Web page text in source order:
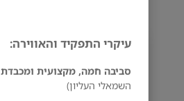
עיקרי התפקיד והאווירה:
סביבה חמה, מקצועית ומכבדת
השמאלי העליון)